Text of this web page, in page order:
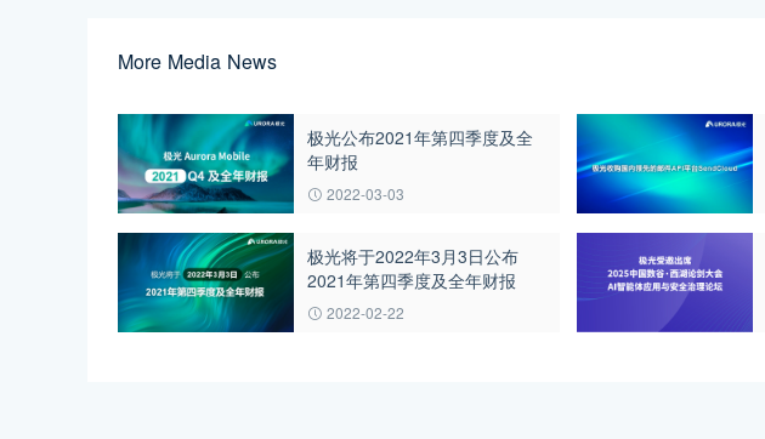
More Media News
极光公布2021年第四季度及全
年财报
2022-03-03
极光将于2022年3月3日公布
2021年第四季度及全年财报
2022-02-22